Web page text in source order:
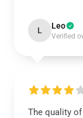
L Leo
Verified
The quality